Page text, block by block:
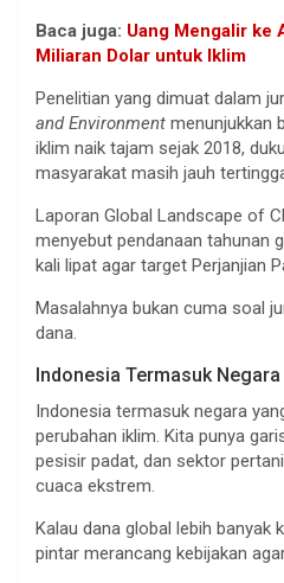
Baca juga: Uang Mengalir ke
Miliaran Dolar untuk Iklim
Penelitian yang dimuat dalam
and Environment menunjukkan
iklim naik tajam sejak 2018,
masyarakat masih jauh
Laporan Global Landscape of
menyebut pendanaan tahunan
kali lipat agar target Perjanjian
Masalahnya bukan cuma soal
dana.
Indonesia Termasuk Negara
Indonesia termasuk negara
perubahan iklim. Kita punya
pesisir padat, dan sektor
cuaca ekstrem.
Kalau dana global lebih banyak
pintar merancang kebijakan